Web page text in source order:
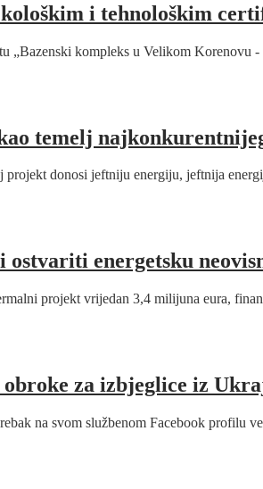
i tehnološkim
„Bazenski kompleks u Velikom
temelj
donosi jeftniju energiju, jeftnija
energetsku
projekt vrijedan 3,4 milijuna eura,
za izbjeglice iz
na svom službenom Facebook profilu